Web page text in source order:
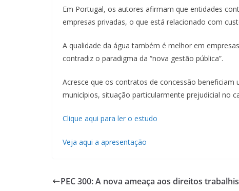
Em Portugal, os autores afirmam que entidades
empresas privadas, o que está relacionado com
A qualidade da água também é melhor em
contradiz o paradigma da “nova gestão pública”.
Acresce que os contratos de concessão
municípios, situação particularmente prejudicial no
Clique aqui para ler o estudo
Veja aqui a apresentação
PEC 300: A nova ameaça aos direitos